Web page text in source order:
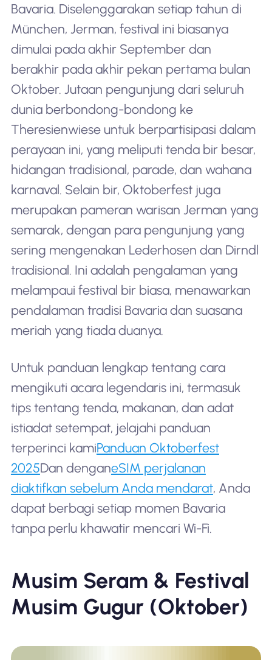
Bavaria. Diselenggarakan setiap tahun di
München, Jerman, festival ini biasanya
dimulai pada akhir September dan
berakhir pada akhir pekan pertama bulan
Oktober. Jutaan pengunjung dari seluruh
dunia berbondong-bondong ke
Theresienwiese untuk berpartisipasi dalam
perayaan ini, yang meliputi tenda bir besar,
hidangan tradisional, parade, dan wahana
karnaval. Selain bir, Oktoberfest juga
merupakan pameran warisan Jerman yang
semarak, dengan para pengunjung yang
sering mengenakan Lederhosen dan Dirndl
tradisional. Ini adalah pengalaman yang
melampaui festival bir biasa, menawarkan
pendalaman tradisi Bavaria dan suasana
meriah yang tiada duanya.
Untuk panduan lengkap tentang cara
mengikuti acara legendaris ini, termasuk
tips tentang tenda, makanan, dan adat
istiadat setempat, jelajahi panduan
terperinci kamiPanduan Oktoberfest
2025Dan denganeSIM perjalanan
diaktifkan sebelum Anda mendarat, Anda
dapat berbagi setiap momen Bavaria
tanpa perlu khawatir mencari Wi-Fi.
Musim Seram & Festival
Musim Gugur (Oktober)